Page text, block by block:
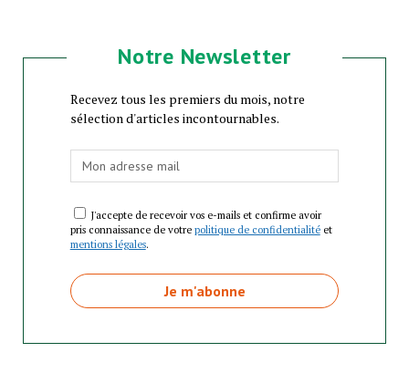
Notre Newsletter
Recevez tous les premiers du mois, notre
sélection d'articles incontournables.
J'accepte de recevoir vos e-mails et confirme avoir
pris connaissance de votre politique de confidentialitéet
mentions légales.